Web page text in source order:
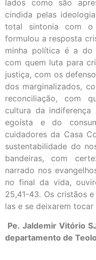
lados como são
cindida pelas
total sintonia com o
formulou a resposta
minha política é a do
com quem luta para
justiça, com os
dos marginalizados,
reconciliação, com
cultura da indiferença
egoísta e do
cuidadores da Casa
sustentabilidade do
bandeiras, com
narrado nos
no final da vida,
25,41-43. Os cristãos
las e se deixarem tocar
Pe. Jaldemir Vitório
departamento de